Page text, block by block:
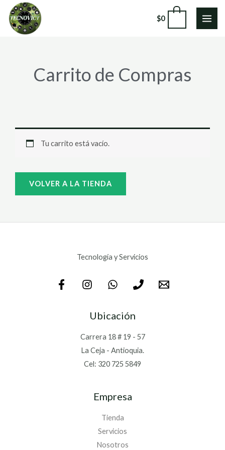
contenido
$0
Carrito de Compras
Tu carrito está vacío.
VOLVER A LA TIENDA
Tecnología y Servicios
Ubicación
Carrera 18 # 19 - 57
La Ceja - Antioquia.
Cel: 320 725 5849
Empresa
Tienda
Servicios
Nosotros